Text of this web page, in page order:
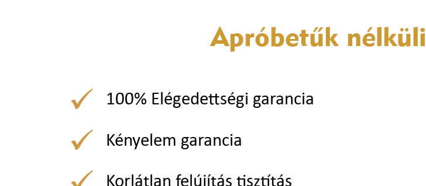
Apróbetűk nélküli
100% Elégedettségi garancia
Kényelem garancia
Korlátlan felújítás tisztítás